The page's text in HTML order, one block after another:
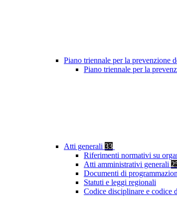
Piano triennale per la prevenzione
Piano triennale per la
Atti generali 33
Riferimenti normativi su
Atti amministrativi generali
Documenti di
Statuti e leggi regionali
Codice disciplinare e codice